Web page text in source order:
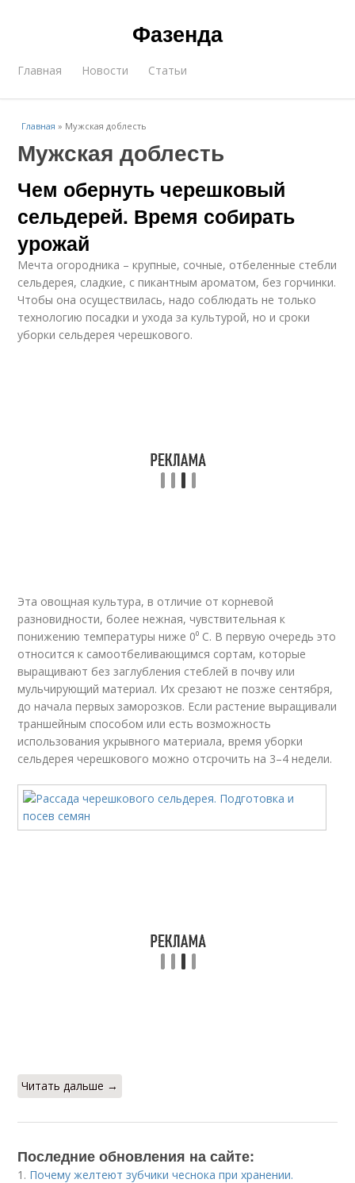
Фазенда
Главная Новости Статьи
Главная » Мужская доблесть
Мужская доблесть
Чем обернуть черешковый
сельдерей. Время собирать
урожай
Мечта огородника – крупные, сочные, отбеленные стебли
сельдерея, сладкие, с пикантным ароматом, без горчинки.
Чтобы она осуществилась, надо соблюдать не только
технологию посадки и ухода за культурой, но и сроки
уборки сельдерея черешкового.
Эта овощная культура, в отличие от корневой
разновидности, более нежная, чувствительная к
понижению температуры ниже 0⁰ С. В первую очередь это
относится к самоотбеливающимся сортам, которые
выращивают без заглубления стеблей в почву или
мульчирующий материал. Их срезают не позже сентября,
до начала первых заморозков. Если растение выращивали
траншейным способом или есть возможность
использования укрывного материала, время уборки
сельдерея черешкового можно отсрочить на 3–4 недели.
Читать дальше →
Последние обновления на сайте:
1. Почему желтеют зубчики чеснока при хранении.